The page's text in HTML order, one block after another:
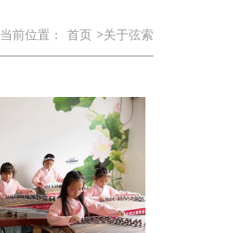
当前位置： 首页 >关于弦索